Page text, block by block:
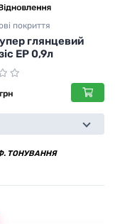
покриття
глянцевий
ЕР 0,9л
грн
ТОНУВАННЯ